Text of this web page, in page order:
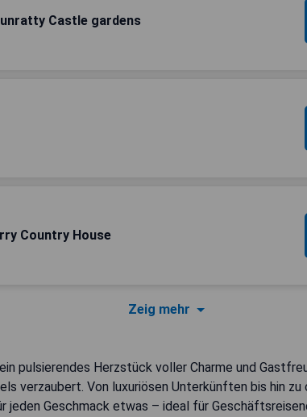
Castle gardens
Country House
Zeig mehr
pulsierendes Herzstück voller Charme und
verzaubert. Von luxuriösen Unterkünften bis hin
Geschmack etwas – ideal für